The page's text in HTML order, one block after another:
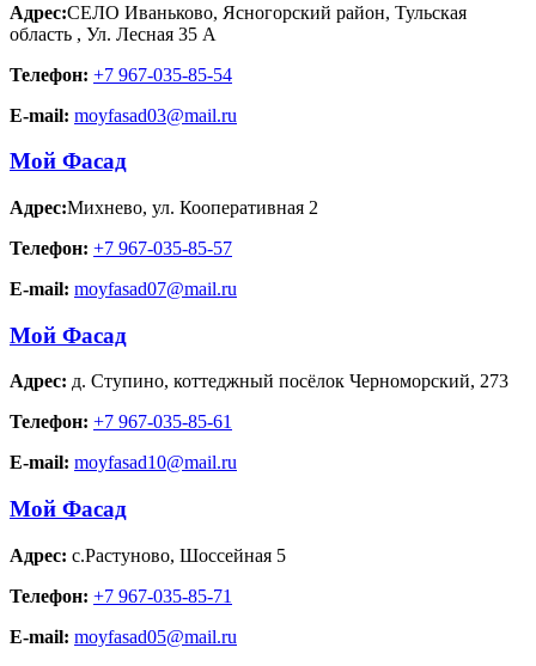
Адрес:СЕЛО Иваньково, Ясногорский район, Тульская
область , Ул. Лесная 35 А
Телефон: +7 967-035-85-54
E-mail: moyfasad03@mail.ru
Мой Фасад
Адрес:Михнево, ул. Кооперативная 2
Телефон: +7 967-035-85-57
E-mail: moyfasad07@mail.ru
Мой Фасад
Адрес: д. Ступино, коттеджный посёлок Черноморский, 273
Телефон: +7 967-035-85-61
E-mail: moyfasad10@mail.ru
Мой Фасад
Адрес: с.Растуново, Шоссейная 5
Телефон: +7 967-035-85-71
E-mail: moyfasad05@mail.ru